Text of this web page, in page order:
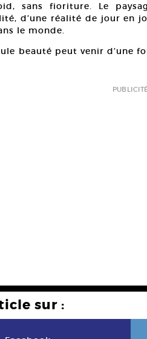
sans fioriture. Le
d’une réalité de jour en
le monde.
beauté peut venir d’une
sur :